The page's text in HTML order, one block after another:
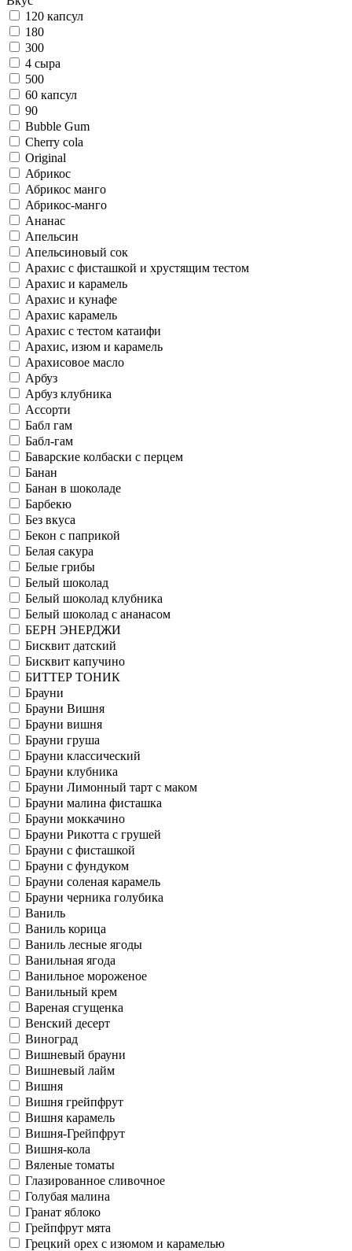
120 капсул
180
300
4 сыра
500
60 капсул
90
Bubble Gum
Cherry cola
Original
Абрикос
Абрикос манго
Абрикос-манго
Ананас
Апельсин
Апельсиновый сок
Арахис c фисташкой и хрустящим тестом
Арахис и карамель
Арахис и кунафе
Арахис карамель
Арахис с тестом катаифи
Арахис, изюм и карамель
Арахисовое масло
Арбуз
Арбуз клубника
Ассорти
Бабл гам
Бабл-гам
Баварские колбаски с перцем
Банан
Банан в шоколаде
Барбекю
Без вкуса
Бекон с паприкой
Белая сакура
Белые грибы
Белый шоколад
Белый шоколад клубника
Белый шоколад с ананасом
БЕРН ЭНЕРДЖИ
Бисквит датский
Бисквит капучино
БИТТЕР ТОНИК
Брауни
Брауни Вишня
Брауни вишня
Брауни груша
Брауни классический
Брауни клубника
Брауни Лимонный тарт с маком
Брауни малина фисташка
Брауни моккачино
Брауни Рикотта с грушей
Брауни с фисташкой
Брауни с фундуком
Брауни соленая карамель
Брауни черника голубика
Ваниль
Ваниль корица
Ваниль лесные ягоды
Ванильная ягода
Ванильное мороженое
Ванильный крем
Вареная сгущенка
Венский десерт
Виноград
Вишневый брауни
Вишневый лайм
Вишня
Вишня грейпфрут
Вишня карамель
Вишня-Грейпфрут
Вишня-кола
Вяленые томаты
Глазированное сливочное
Голубая малина
Гранат яблоко
Грейпфрут мята
Грецкий орех с изюмом и карамелью